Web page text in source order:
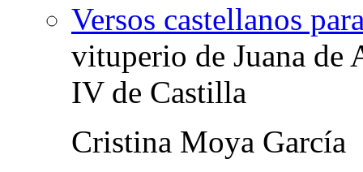
Versos castellanos
vituperio de Juana de
IV de Castilla
Cristina Moya García